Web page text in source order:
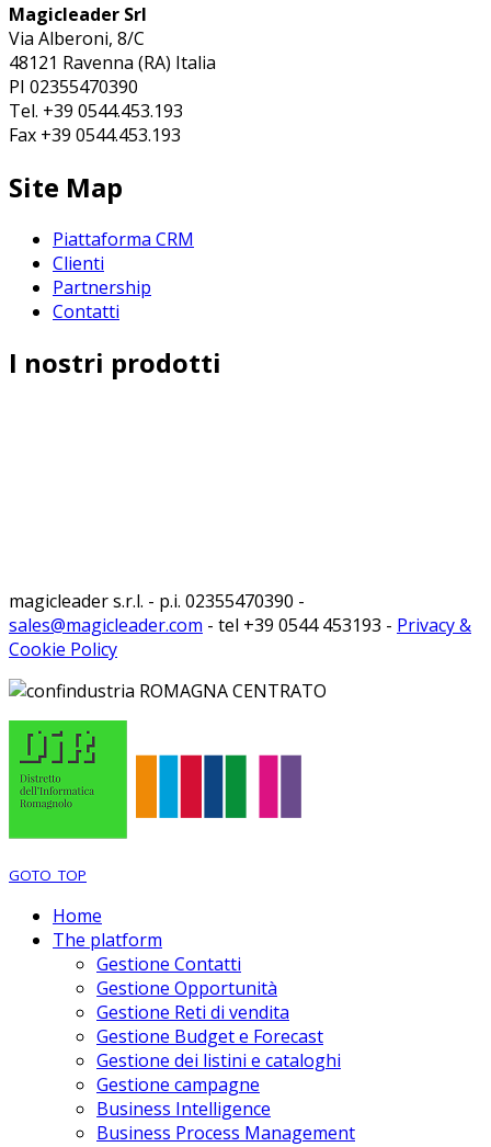
Magicleader Srl
Via Alberoni, 8/C
48121 Ravenna (RA) Italia
PI 02355470390
Tel. +39 0544.453.193
Fax +39 0544.453.193
Site Map
Piattaforma CRM
Clienti
Partnership
Contatti
I nostri prodotti
magicleader s.r.l. - p.i. 02355470390 -
sales@magicleader.com - tel +39 0544 453193 - Privacy &
Cookie Policy
GOTO_TOP
Home
The platform
Gestione Contatti
Gestione Opportunità
Gestione Reti di vendita
Gestione Budget e Forecast
Gestione dei listini e cataloghi
Gestione campagne
Business Intelligence
Business Process Management